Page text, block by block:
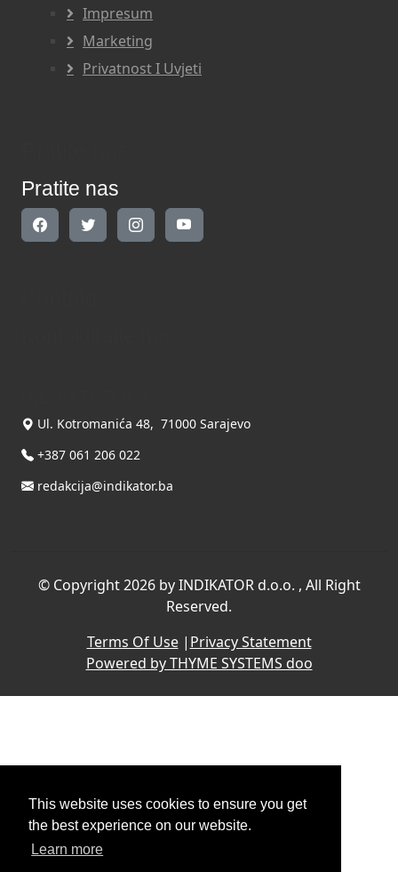
This website uses cookies to ensure you get
the best experience on our website.
Learn more
Impresum
Marketing
Privatnost I Uvjeti
Pratite nas
Ul. Kotromanića 48, 71000 Sarajevo
+387 061 206 022
redakcija@indikator.ba
© Copyright 2026 by INDIKATOR d.o.o. , All Right
Reserved.
Terms Of Use| Privacy Statement
Powered by THYME SYSTEMS doo